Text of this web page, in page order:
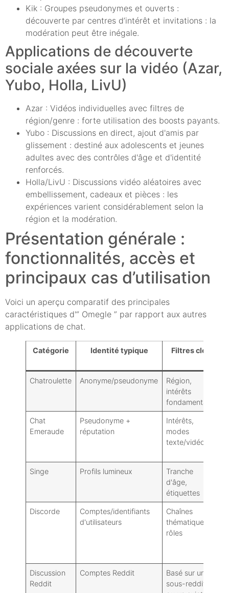
Kik : Groupes pseudonymes et ouverts :
découverte par centres d’intérêt et invitations : la
modération peut être inégale.
Applications de découverte
sociale axées sur la vidéo (Azar,
Yubo, Holla, LivU)
Azar : Vidéos individuelles avec filtres de
région/genre : forte utilisation des boosts payants.
Yubo : Discussions en direct, ajout d'amis par
glissement : destiné aux adolescents et jeunes
adultes avec des contrôles d'âge et d'identité
renforcés.
Holla/LivU : Discussions vidéo aléatoires avec
embellissement, cadeaux et pièces : les
expériences varient considérablement selon la
région et la modération.
Présentation générale :
fonctionnalités, accès et
principaux cas d’utilisation
Voici un aperçu comparatif des principales
caractéristiques d'“ Omegle ” par rapport aux autres
applications de chat.
Catégorie Identité typique Filtres clés
Chatroulette Anonyme/pseudonyme
Région,
intérêts
fondamentaux
Chat
Emeraude
Pseudonyme +
réputation
Intérêts,
modes
texte/vidéo
Singe Profils lumineux
Tranche
d'âge,
étiquettes
Discorde
Comptes/identifiants
d'utilisateurs
Chaînes
thématiques,
rôles
Discussion
Reddit
Comptes Reddit
Basé sur un
sous-reddit